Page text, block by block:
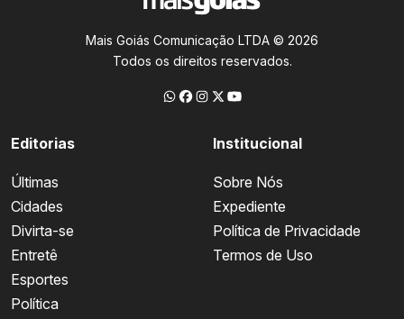
Mais Goiás Comunicação LTDA © 2026
Todos os direitos reservados.
Editorias
Últimas
Cidades
Divirta-se
Entretê
Esportes
Política
Institucional
Sobre Nós
Expediente
Política de Privacidade
Termos de Uso